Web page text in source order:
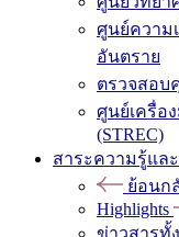
ศูนย์ความ
อันตราย
ตรวจสอบ
ศูนย์เครื่อ
(STREC)
สาระความรู้แล
ย้อนก
Highlights